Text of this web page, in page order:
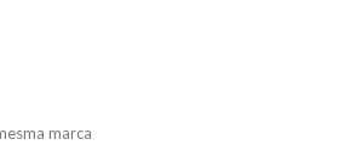
marca